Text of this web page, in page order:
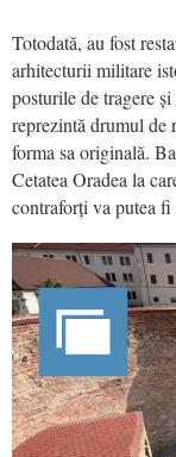
Totodată, au fost
arhitecturii militare
posturile de tragere
reprezintă drumul de
forma sa originală.
Cetatea Oradea la
contraforți va putea